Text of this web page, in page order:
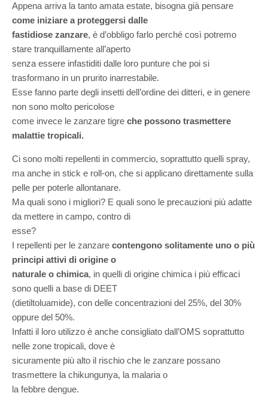
Appena arriva la tanto amata estate, bisogna già pensare
come iniziare a proteggersi dalle
fastidiose zanzare, è d’obbligo farlo perché così potremo
stare tranquillamente all’aperto
senza essere infastiditi dalle loro punture che poi si
trasformano in un prurito inarrestabile.
Esse fanno parte degli insetti dell’ordine dei ditteri, e in genere
non sono molto pericolose
come invece le zanzare tigre che possono trasmettere
malattie tropicali.
Ci sono molti repellenti in commercio, soprattutto quelli spray,
ma anche in stick e roll-on, che si applicano direttamente sulla
pelle per poterle allontanare.
Ma quali sono i migliori? E quali sono le precauzioni più adatte
da mettere in campo, contro di
esse?
I repellenti per le zanzare contengono solitamente uno o più
principi attivi di origine o
naturale o chimica, in quelli di origine chimica i più efficaci
sono quelli a base di DEET
(dietiltoluamide), con delle concentrazioni del 25%, del 30%
oppure del 50%.
Infatti il loro utilizzo è anche consigliato dall’OMS soprattutto
nelle zone tropicali, dove è
sicuramente più alto il rischio che le zanzare possano
trasmettere la chikungunya, la malaria o
la febbre dengue.